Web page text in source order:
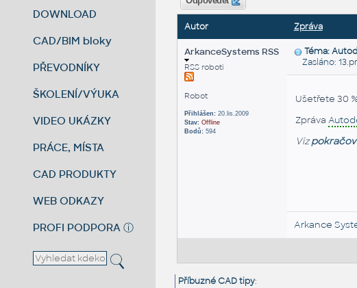
DOWNLOAD
CAD/BIM bloky
PŘEVODNÍKY
ŠKOLENÍ/VÝUKA
VIDEO UKÁZKY
PRÁCE, MÍSTA
CAD PRODUKTY
WEB ODKAZY
PROFI PODPORA ⓘ
Autor Zpráva
ArkanceSystems RSS
RSS roboti
Robot
Přihlášen:20.lis.2009
Stav: Offline
Bodů:594
Téma:
Zasláno:
Ušetřete 30
Zpráva
Viz
Arkance
Příbuzné CAD tipy: